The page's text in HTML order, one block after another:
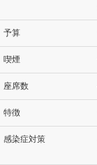
予算
喫煙
座席数
特徴
感染症対策